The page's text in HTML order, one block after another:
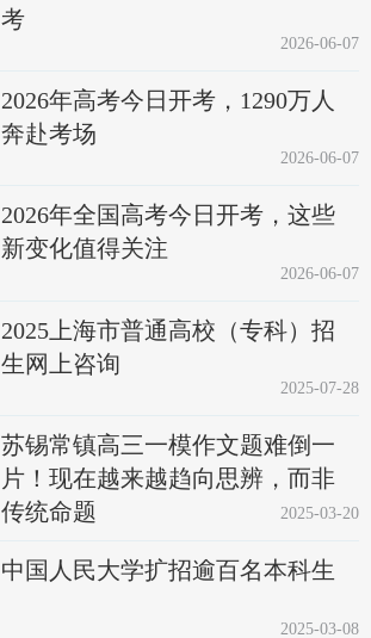
考
2026-06-07
2026年高考今日开考，1290万人
奔赴考场
2026-06-07
2026年全国高考今日开考，这些
新变化值得关注
2026-06-07
2025上海市普通高校（专科）招
生网上咨询
2025-07-28
苏锡常镇高三一模作文题难倒一
片！现在越来越趋向思辨，而非
传统命题
2025-03-20
中国人民大学扩招逾百名本科生
2025-03-08